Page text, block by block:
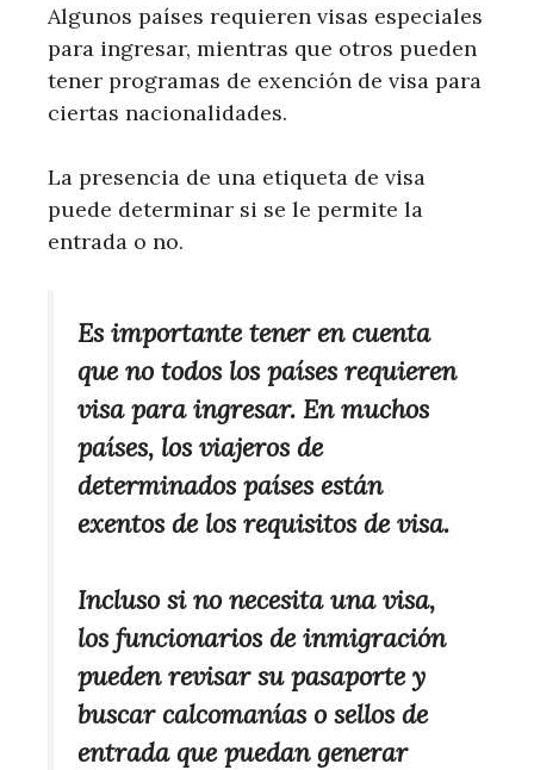
Algunos países requieren visas especiales
para ingresar, mientras que otros pueden
tener programas de exención de visa para
ciertas nacionalidades.
La presencia de una etiqueta de visa
puede determinar si se le permite la
entrada o no.
Es importante tener en cuenta
que no todos los países requieren
visa para ingresar. En muchos
países, los viajeros de
determinados países están
exentos de los requisitos de visa.
Incluso si no necesita una visa,
los funcionarios de inmigración
pueden revisar su pasaporte y
buscar calcomanías o sellos de
entrada que puedan generar